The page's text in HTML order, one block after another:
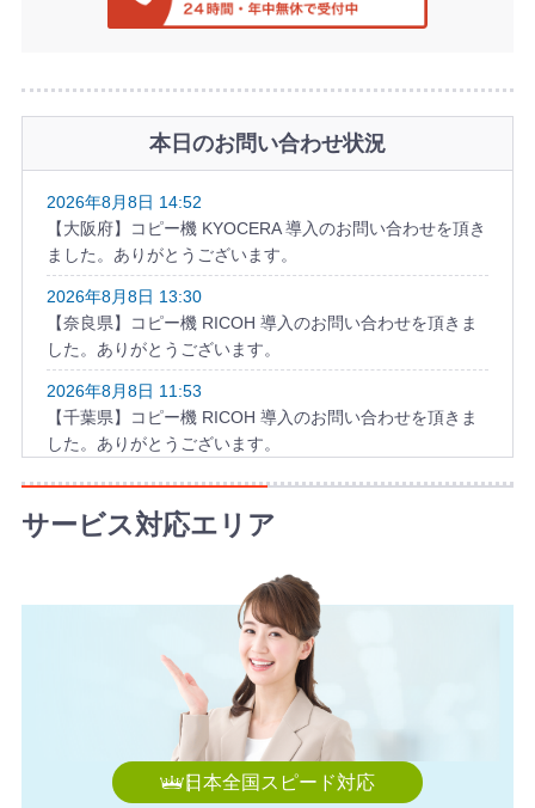
本日のお問い合わせ状況
2026年8月8日 14:52
【大阪府】コピー機 KYOCERA 導入のお問い合わせを頂き
ました。ありがとうございます。
2026年8月8日 13:30
【奈良県】コピー機 RICOH 導入のお問い合わせを頂きま
した。ありがとうございます。
2026年8月8日 11:53
【千葉県】コピー機 RICOH 導入のお問い合わせを頂きま
した。ありがとうございます。
2026年8月8日 10:58
【福岡県】複合機 KYOCERA 導入のお問い合わせを頂きま
した。ありがとうございます。
【和歌山県】複合機 KONICA MINOLTA 導入のお問い合わ
せを頂きました。ありがとうございます。
サービス対応エリア
日本全国スピード対応